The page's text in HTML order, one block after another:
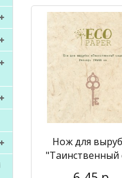
Нож для
"Таинственный